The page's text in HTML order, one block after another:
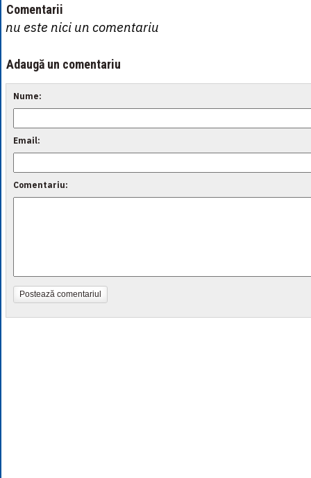
Comentarii
nu este nici un comentariu
Adaugă un comentariu
Nume:
Email:
Comentariu:
Postează comentariul